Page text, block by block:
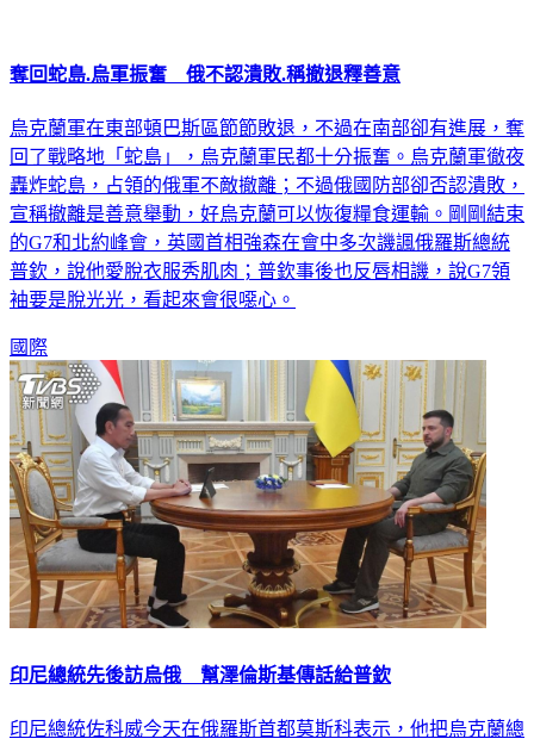
奪回蛇島.烏軍振奮 俄不認潰敗.稱撤退釋善意
烏克蘭軍在東部頓巴斯區節節敗退，不過在南部卻有進展，奪
回了戰略地「蛇島」，烏克蘭軍民都十分振奮。烏克蘭軍徹夜
轟炸蛇島，占領的俄軍不敵撤離；不過俄國防部卻否認潰敗，
宣稱撤離是善意舉動，好烏克蘭可以恢復糧食運輸。剛剛結束
的G7和北約峰會，英國首相強森在會中多次譏諷俄羅斯總統
普欽，說他愛脫衣服秀肌肉；普欽事後也反唇相譏，說G7領
袖要是脫光光，看起來會很噁心。
國際
印尼總統先後訪烏俄 幫澤倫斯基傳話給普欽
印尼總統佐科威今天在俄羅斯首都莫斯科表示，他把烏克蘭總